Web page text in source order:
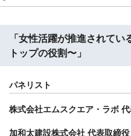
「女性活躍が推進されて
トップの役割〜」
パネリスト
株式会社エムスクエア・ラボ
加和太建設株式会社 代表取締